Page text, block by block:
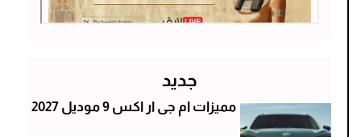
جديد
مميزات ام جى ار اكس 9 موديل 2027